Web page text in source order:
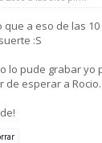
que a eso de las
:S
lo pude grabar yo
de esperar a Rocio..